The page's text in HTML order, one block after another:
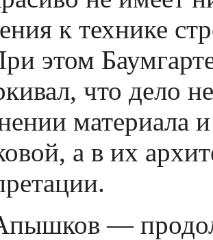
к технике
этом
что дело
материала
а в их
—